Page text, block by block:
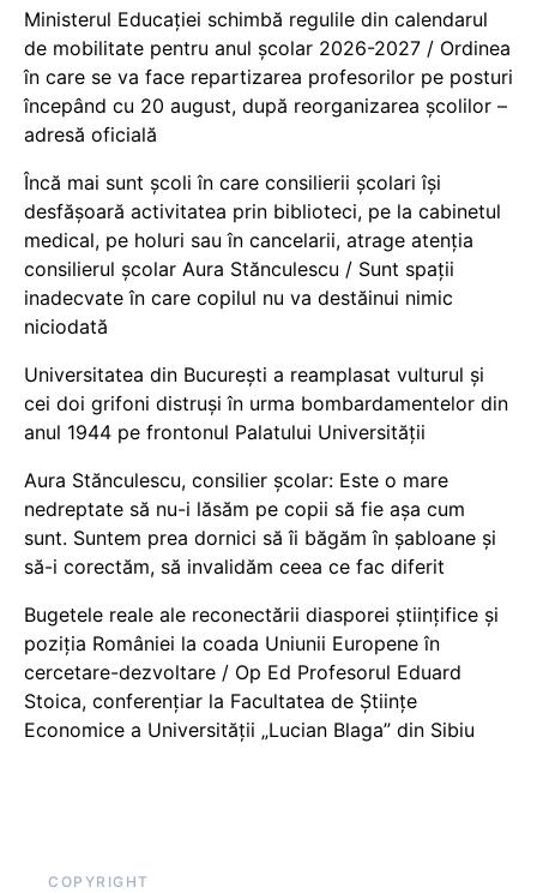
Ministerul Educației schimbă regulile din calendarul
de mobilitate pentru anul școlar 2026-2027 / Ordinea
în care se va face repartizarea profesorilor pe posturi
începând cu 20 august, după reorganizarea școlilor –
adresă oficială
Încă mai sunt școli în care consilierii școlari își
desfășoară activitatea prin biblioteci, pe la cabinetul
medical, pe holuri sau în cancelarii, atrage atenția
consilierul școlar Aura Stănculescu / Sunt spații
inadecvate în care copilul nu va destăinui nimic
niciodată
Universitatea din București a reamplasat vulturul și
cei doi grifoni distruși în urma bombardamentelor din
anul 1944 pe frontonul Palatului Universității
Aura Stănculescu, consilier școlar: Este o mare
nedreptate să nu-i lăsăm pe copii să fie așa cum
sunt. Suntem prea dornici să îi băgăm în șabloane și
să-i corectăm, să invalidăm ceea ce fac diferit
Bugetele reale ale reconectării diasporei științifice și
poziția României la coada Uniunii Europene în
cercetare-dezvoltare / Op Ed Profesorul Eduard
Stoica, conferențiar la Facultatea de Științe
Economice a Universității „Lucian Blaga” din Sibiu
COPYRIGHT